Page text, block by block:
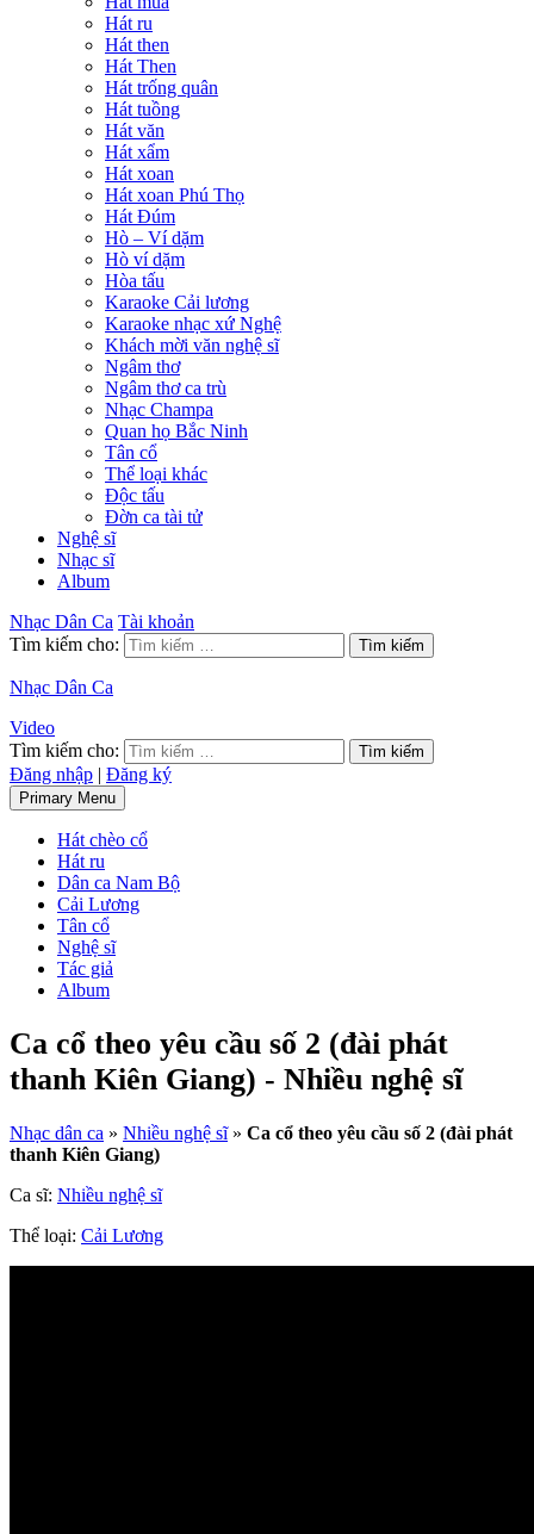
Hát ru
Hát then
Hát Then
Hát trống quân
Hát tuồng
Hát văn
Hát xẩm
Hát xoan
Hát xoan Phú Thọ
Hát Đúm
Hò – Ví dặm
Hò ví dặm
Hòa tấu
Karaoke Cải lương
Karaoke nhạc xứ Nghệ
Khách mời văn nghệ sĩ
Ngâm thơ
Ngâm thơ ca trù
Nhạc Champa
Quan họ Bắc Ninh
Tân cổ
Thể loại khác
Độc tấu
Đờn ca tài tử
Nghệ sĩ
Nhạc sĩ
Album
Nhạc Dân Ca Tài khoản
Tìm kiếm cho:
Nhạc Dân Ca
Video
Tìm kiếm cho:
Đăng nhập | Đăng ký
Primary Menu
Hát chèo cổ
Hát ru
Dân ca Nam Bộ
Cải Lương
Tân cổ
Nghệ sĩ
Tác giả
Album
Ca cổ theo yêu cầu số 2 (đài phát
thanh Kiên Giang) - Nhiều nghệ sĩ
Nhạc dân ca » Nhiều nghệ sĩ» Ca cổ theo yêu cầu số 2 (đài phát
thanh Kiên Giang)
Ca sĩ: Nhiều nghệ sĩ
Thể loại: Cải Lương